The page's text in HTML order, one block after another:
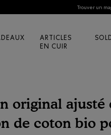
Trouver un
ARTICLES
EN CUIR
original ajusté
de coton bio